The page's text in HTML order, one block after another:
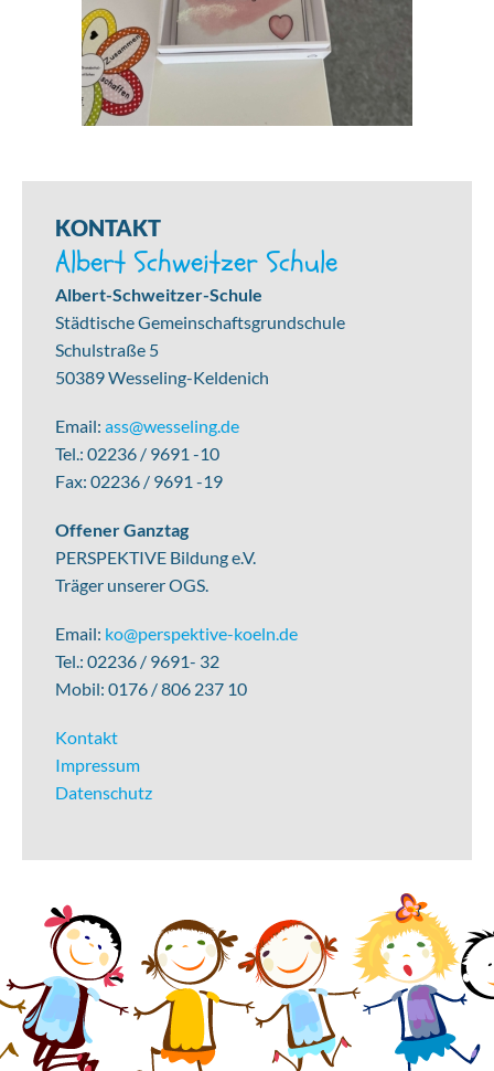
KONTAKT
Albert Schweitzer Schule
Albert-Schweitzer-Schule
Städtische Gemeinschaftsgrundschule
Schulstraße 5
50389 Wesseling-Keldenich
Email: ass@wesseling.de
Tel.: 02236 / 9691 -10
Fax: 02236 / 9691 -19
Offener Ganztag
PERSPEKTIVE Bildung e.V.
Träger unserer OGS.
Email: ko@perspektive-koeln.de
Tel.: 02236 / 9691- 32
Mobil: 0176 / 806 237 10
Kontakt
Impressum
Datenschutz